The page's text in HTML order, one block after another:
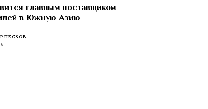
главным поставщиком
в Южную Азию
ПЕСКОВ